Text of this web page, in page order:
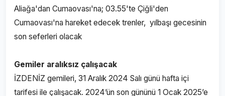
Aliağa'dan Cumaovası'na; 03.55'te Çiğli'den
Cumaovası'na hareket edecek trenler, yılbaşı gecesinin
son seferleri olacak
Gemiler aralıksız çalışacak
İZDENİZ gemileri, 31 Aralık 2024 Salı günü hafta içi
tarifesi ile çalışacak. 2024’ün son gününü 1 Ocak 2025’e